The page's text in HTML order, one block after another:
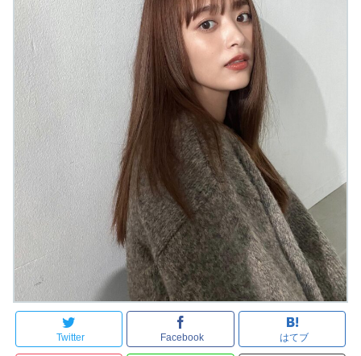
Twitter Facebook はてブ